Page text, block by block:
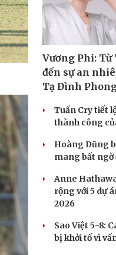
Vương Phi: Từ
đến sự an
Tạ Đình
Tuấn Cry tiết
thành công
Hoàng Dũng
mang bất ngờ
Anne
rộng với 5 dự
2026
Sao Việt 5-8:
bị khởi tố vì